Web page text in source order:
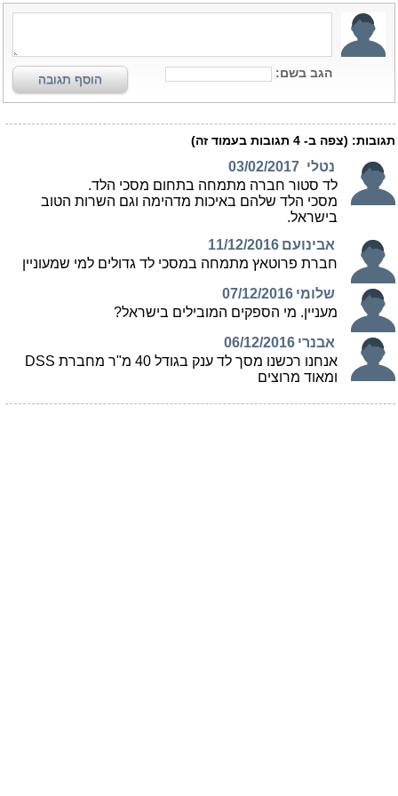
הגב בשם: הוסף תגובה
תגובות: (צפה ב- 4 תגובות בעמוד זה)
נטלי 03/02/2017
לד סטור חברה מתמחה בתחום מסכי הלד.
מסכי הלד שלהם באיכות מדהימה וגם השרות הטוב
בישראל.
אבינועם 11/12/2016
חברת פרוטאץ מתמחה במסכי לד גדולים למי שמעוניין
שלומי 07/12/2016
מעניין. מי הספקים המובילים בישראל?
אבנרי 06/12/2016
אנחנו רכשנו מסך לד ענק בגודל 40 מ"ר מחברת DSS
ומאוד מרוצים